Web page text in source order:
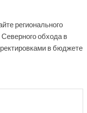
регионального
Северного обхода в
в бюджете